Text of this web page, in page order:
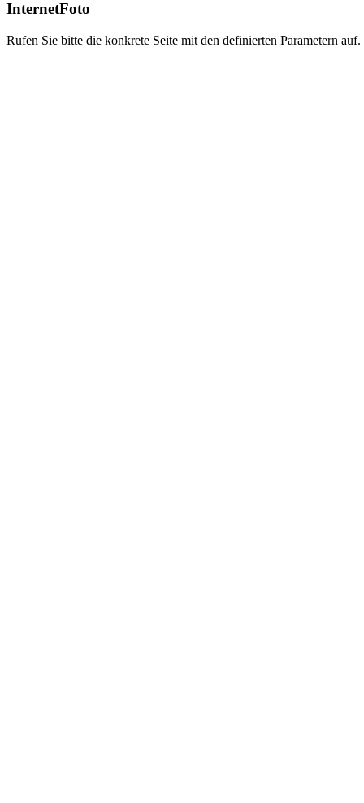
InternetFoto
Rufen Sie bitte die konkrete Seite mit den definierten Parametern auf.